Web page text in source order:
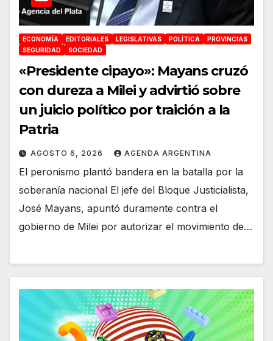
ECONOMÍA EDITORIALES LEGISLATIVAS POLÍTICA
PROVINCIAS
SEGURIDAD
SOCIEDAD
«Presidente cipayo»: Mayans cruzó
con dureza a Milei y advirtió sobre
un juicio político por traición a la
Patria
AGOSTO 6, 2026 AGENDA ARGENTINA
El peronismo plantó bandera en la batalla por la
soberanía nacional El jefe del Bloque Justicialista,
José Mayans, apuntó duramente contra el
gobierno de Milei por autorizar el movimiento de…